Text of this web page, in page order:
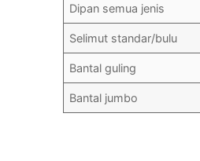
Dipan semua jenis
Selimut standar/bulu
Bantal guling
Bantal jumbo